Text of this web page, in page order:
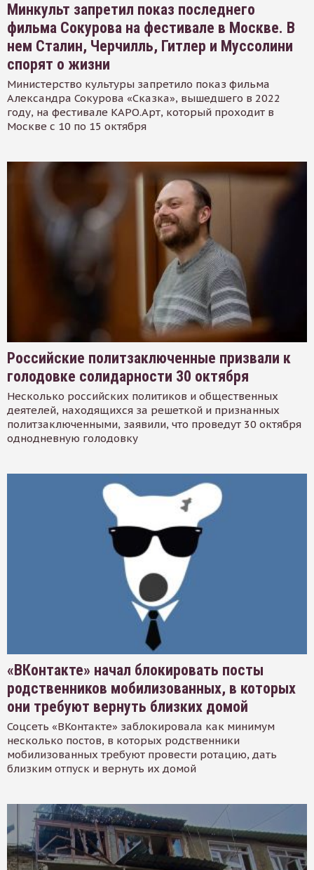
Минкульт запретил показ последнего
фильма Сокурова на фестивале в Москве. В
нем Сталин, Черчилль, Гитлер и Муссолини
спорят о жизни
Министерство культуры запретило показ фильма
Александра Сокурова «Сказка», вышедшего в 2022
году, на фестивале КАРО.Арт, который проходит в
Москве с 10 по 15 октября
Российские политзаключенные призвали к
голодовке солидарности 30 октября
Несколько российских политиков и общественных
деятелей, находящихся за решеткой и признанных
политзаключенными, заявили, что проведут 30 октября
однодневную голодовку
«ВКонтакте» начал блокировать посты
родственников мобилизованных, в которых
они требуют вернуть близких домой
Соцсеть «ВКонтакте» заблокировала как минимум
несколько постов, в которых родственники
мобилизованных требуют провести ротацию, дать
близким отпуск и вернуть их домой